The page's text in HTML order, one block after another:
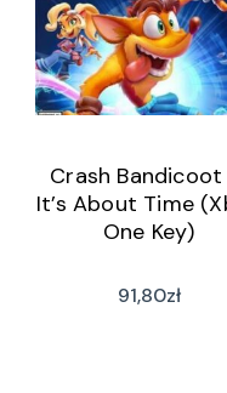
Crash
It’s About Time
One Key)
91,80zł